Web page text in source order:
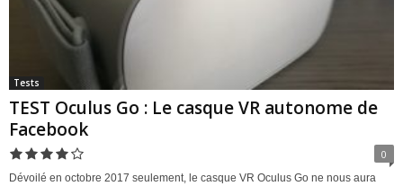
Tests
TEST Oculus Go : Le casque VR autonome de
Facebook
0
Dévoilé en octobre 2017 seulement, le casque VR Oculus Go ne nous aura